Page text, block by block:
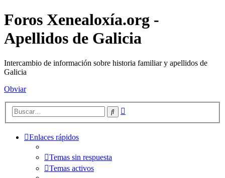
Foros Xenealoxía.org -
Apellidos de Galicia
Intercambio de información sobre historia familiar y apellidos de
Galicia
Obviar
Buscar
Enlaces rápidos
Temas sin respuesta
Temas activos